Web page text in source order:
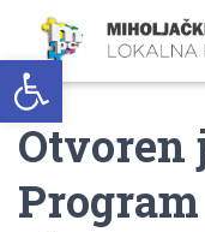
Open toolbar
Otvoren